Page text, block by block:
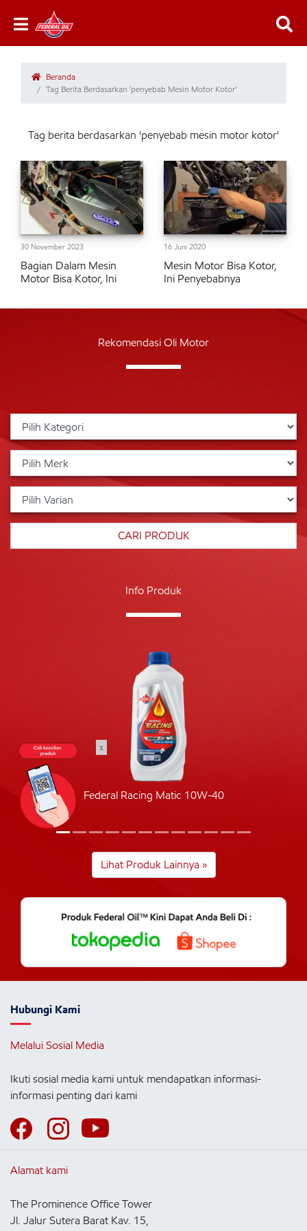
Beranda
Tag Berita Berdasarkan 'penyebab Mesin Motor Kotor'
Tag berita berdasarkan 'penyebab mesin motor kotor'
30 November 2023
Bagian Dalam Mesin
Motor Bisa Kotor, Ini
16 Juni 2020
Mesin Motor Bisa Kotor,
Ini Penyebabnya
Rekomendasi Oli Motor
Info Produk
Federal Racing Matic 10W-40
Lihat Produk Lainnya »
Hubungi Kami
Melalui Sosial Media
Ikuti sosial media kami untuk mendapatkan informasi-
informasi penting dari kami
Alamat kami
The Prominence Office Tower
Jl. Jalur Sutera Barat Kav. 15,
x